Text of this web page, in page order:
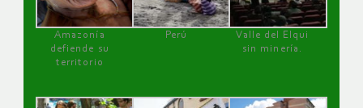
Amazonía
defiende su
territorio
Perú
Valle del Elqui
sin minería.